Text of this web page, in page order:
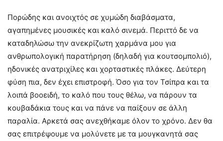
Πορώδης και ανοιχτός σε χυμώδη διαβάσματα,
αγαπημένες μουσικές και καλό σινεμά. Περιττό δε να
καταδηλώσω την ανεκρίζωτη χαρμάνα μου για
ανθρωπολογική παρατήρηση (δηλαδή για κουτσομπολιό),
ηδονικές ανατριχίλες και χορταστικές πλάκες. Δεύτερη
φύση πια, δεν έχει επιστροφή. Όσο για τον Τσίπρα και τα
λοιπά βοοειδή, το καλό που τους θέλω, να πάρουν τα
κουβαδάκια τους και να πάνε να παίξουν σε άλλη
παραλία. Αρκετά σας ανεχθήκαμε όλον το χρόνο. Δεν θα
σας επιτρέψουμε να μολύνετε με τα μουγκανητά σας